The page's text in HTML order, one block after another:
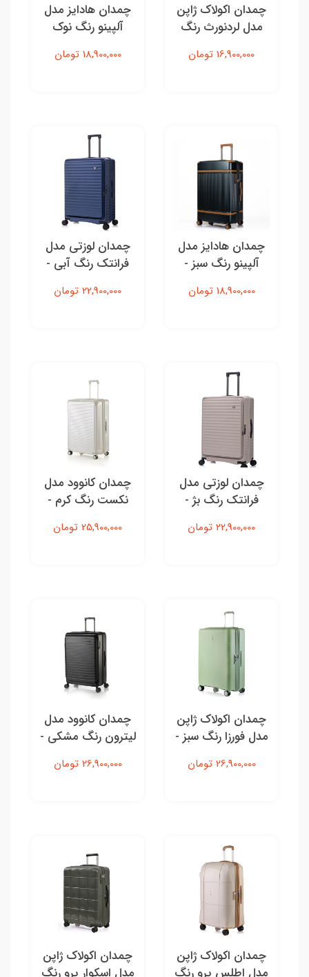
چمدان اکولاک ژاپن
مدل لردنورث رنگ
سبز - سایز بزرگ
16,900,000 تومان
چمدان هادایز مدل
آلپینو رنگ نوک
مدادی - سایز بزرگ
18,900,000 تومان
چمدان هادایز مدل
آلپینو رنگ سبز -
سایز بزرگ
18,900,000 تومان
چمدان لوزتی مدل
فرانتک رنگ آبی -
سایز بزرگ
22,900,000 تومان
چمدان لوزتی مدل
فرانتک رنگ بژ -
سایز بزرگ
22,900,000 تومان
چمدان کانوود مدل
نکست رنگ‌ کرم -
سایز بزرگ
25,900,000 تومان
چمدان اکولاک ژاپن
مدل فورزا رنگ سبز -
سایز بزرگ
26,900,000 تومان
چمدان کانوود مدل
لیترون رنگ مشکی -
سایز بزرگ
26,900,000 تومان
چمدان اکولاک ژاپن
چمدان اکولاک ژاپن